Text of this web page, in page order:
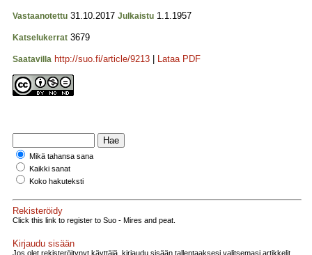
Vastaanotettu 31.10.2017 Julkaistu 1.1.1957
Katselukerrat 3679
Saatavilla http://suo.fi/article/9213 Lataa PDF
Mikä tahansa sana
Kaikki sanat
Koko hakuteksti
Rekisteröidy
Click this link to register to Suo - Mires and peat.
Kirjaudu sisään
Jos olet rekisteröitynyt käyttäjä, kirjaudu sisään tallentaaksesi valitsemasi artikkelit